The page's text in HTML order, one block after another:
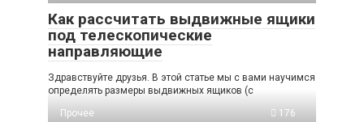
Как рассчитать выдвижные ящики
под телескопические
направляющие
Здравствуйте друзья. В этой статье мы с вами научимся
определять размеры выдвижных ящиков (с
Прочее
176